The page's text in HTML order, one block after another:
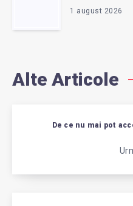
1 august 2026
Alte Articole
De ce nu mai pot